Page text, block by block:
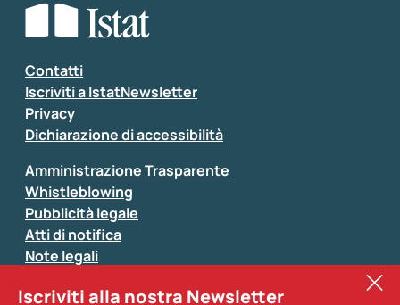
Seleziona la tipologia della segnalazione
Inserisci il tuo commento
Contatti
Iscriviti a IstatNewsletter
Privacy
Dichiarazione di accessibilità
Amministrazione Trasparente
Whistleblowing
Pubblicità legale
Atti di notifica
Note legali
Sistan
Iscriviti alla nostra Newsletter